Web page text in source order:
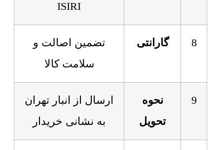
ISIRI
8 گارانتی
تضمین اصالت و
سلامت کالا
9
نحوه
تحویل
ارسال از انبار تهران
به نشانی خریدار